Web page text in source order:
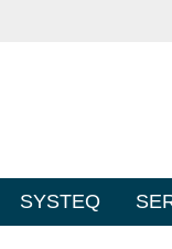
SYSTEQ